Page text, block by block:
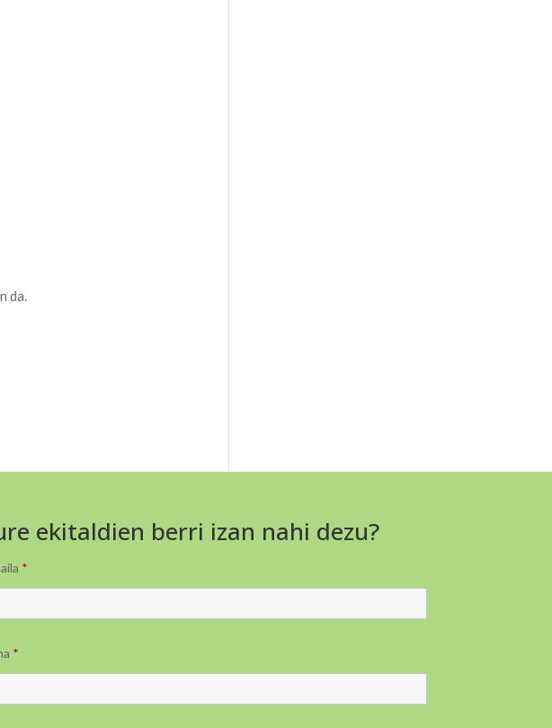
da.
ekitaldien berri izan nahi dezu?
*
*